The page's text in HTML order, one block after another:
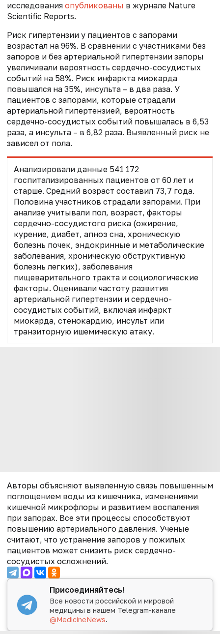
исследования опубликованы в журнале Nature
Scientific Reports.
Риск гипертензии у пациентов с запорами
возрастал на 96%. В сравнении с участниками без
запоров и без артериальной гипертензии запоры
увеличивали вероятность сердечно-сосудистых
событий на 58%. Риск инфаркта миокарда
повышался на 35%, инсульта – в два раза. У
пациентов с запорами, которые страдали
артериальной гипертензией, вероятность
сердечно-сосудистых событий повышалась в 6,53
раза, а инсульта – в 6,82 раза. Выявленный риск не
зависел от пола.
Анализировали данные 541 172
госпитализированных пациентов от 60 лет и
старше. Средний возраст составил 73,7 года.
Половина участников страдали запорами. При
анализе учитывали пол, возраст, факторы
сердечно-сосудистого риска (ожирение,
курение, диабет, апноэ сна, хроническую
болезнь почек, эндокринные и метаболические
заболевания, хроническую обструктивную
болезнь легких), заболевания
пищеварительного тракта и социологические
факторы. Оценивали частоту развития
артериальной гипертензии и сердечно-
сосудистых событий, включая инфаркт
миокарда, стенокардию, инсульт или
транзиторную ишемическую атаку.
Авторы объясняют выявленную связь повышенным
поглощением воды из кишечника, изменениями
кишечной микрофлоры и развитием воспаления
при запорах. Все эти процессы способствуют
повышению артериального давления. Ученые
считают, что устранение запоров у пожилых
пациентов может снизить риск сердечно-
сосудистых осложнений.
Присоединяйтесь!
Все новости российской и мировой
медицины в нашем Telegram-канале
@MedicineNews.